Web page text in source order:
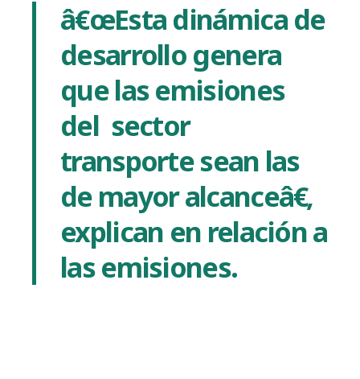
â€œEsta dinámica de
desarrollo genera
que las emisiones
del sector
transporte sean las
demayor alcanceâ€,
explican en relación a
las emisiones.